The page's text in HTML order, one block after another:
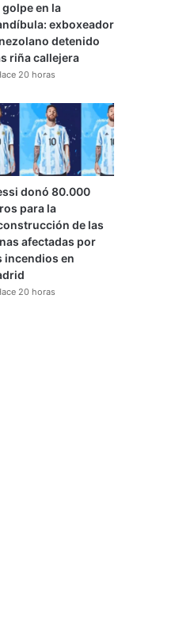
golpe en la
exboxeador
detenido
riña callejera
20 horas
donó 80.000
para la
de las
afectadas por
incendios en
20 horas